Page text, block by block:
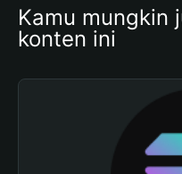
Kamu mungkin
konten ini